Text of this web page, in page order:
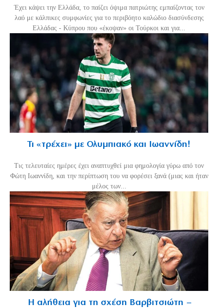
Έχει κάψει την Ελλάδα, το παίζει όψιμα πατριώτης εμπαίζοντας τον
λαό με κάλπικες συμφωνίες για το περιβόητο καλώδιο διασύνδεσης
Ελλάδας - Κύπρου που «έκοψαν» οι Τούρκοι και για...
Τι «τρέχει» με Ολυμπιακό και Ιωαννίδη!
Τις τελευταίες ημέρες έχει αναπτυχθεί μια φημολογία γύρω από τον
Φώτη Ιωαννίδη, και την περίπτωση του να φορέσει ξανά (μιας και ήταν
μέλος των...
Η αλήθεια για τη σχέση Βαρβιτσιώτη –